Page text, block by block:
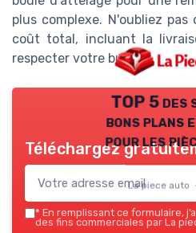
plus complexe. N'oubliez
coût total, incluant la
respecter votre budget.
TOP 5 des
bons plans
pour les
La piece auto
Téléchargez
* En remplissant ce formulaire,
des fins commerciales par La